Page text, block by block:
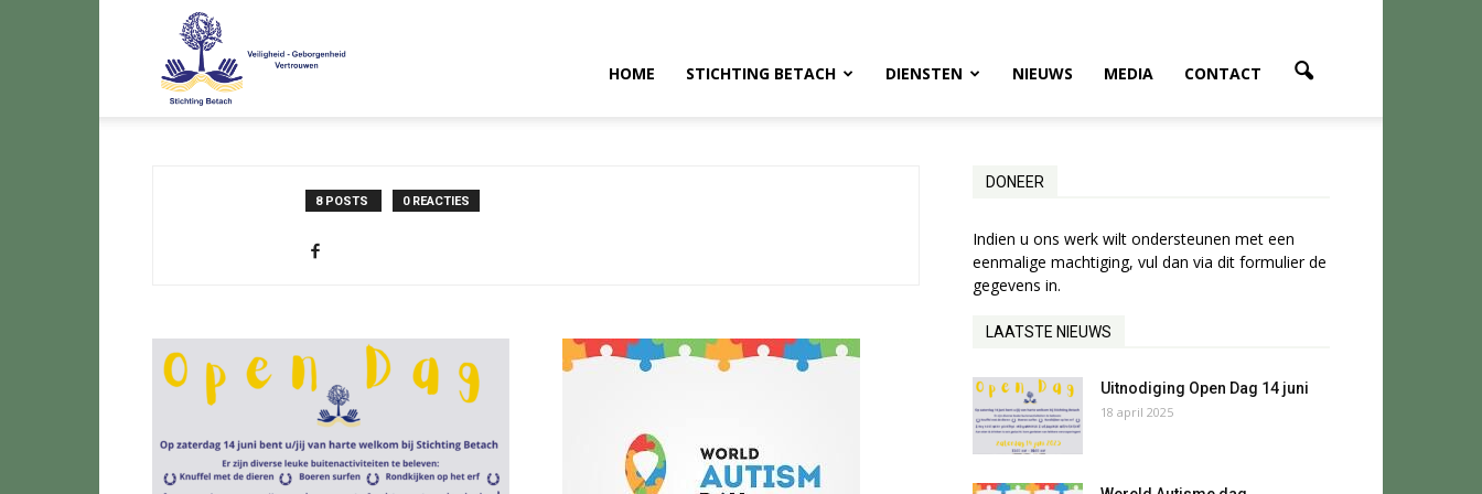
HOME STICHTING BETACH DIENSTEN NIEUWS MEDIA CONTACT
8 POSTS 0 REACTIES
DONEER
Indien u ons werk wilt ondersteunen met een
eenmalige machtiging, vul dan via dit formulier de
gegevens in.
LAATSTE NIEUWS
Uitnodiging Open Dag 14 juni
18 april 2025